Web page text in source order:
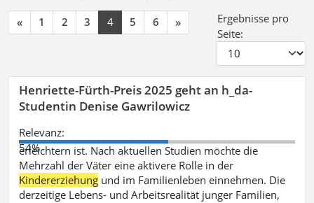
« 1 2 3 4 5 6 »
Ergebnisse pro
Seite:
Henriette-Fürth-Preis 2025 geht an h_da-
Studentin Denise Gawrilowicz
Relevanz:
54%
erleichtern ist. Nach aktuellen Studien möchte die
Mehrzahl der Väter eine aktivere Rolle in der
Kindererziehung und im Familienleben einnehmen. Die
derzeitige Lebens- und Arbeitsrealität junger Familien,